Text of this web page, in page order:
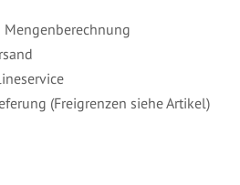
(Freigrenzen siehe Artikel)